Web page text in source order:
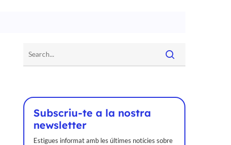
Subscriu-te a la nostra
newsletter
Estigues informat amb les últimes notícies sobre